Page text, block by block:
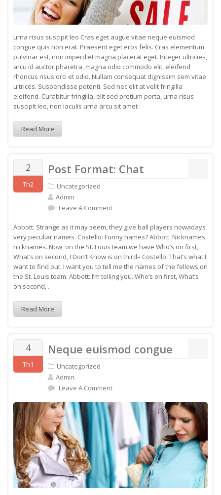
urna risus suscipit leo Cras eget augue vitae neque euismod
congue quis non erat. Praesent eget eros felis. Cras elementum
pulvinar est, non imperdiet magna placerat eget. Integer ultricies,
arcu id auctor pharetra, magna odio commodo elit, eleifend
rhoncus risus orci et odio. Nullam consequat dignissim sem vitae
ultrices. Suspendisse potenti. Sed nec elit at velit fringilla
eleifend. Curabitur fringilla, elit sed pretium porta, urna risus
suscipit leo, non iaculis urna arcu sit amet .
Read More
2
Th2
Post Format: Chat
Uncategorized
Admin
Leave A Comment
Abbott: Strange as it may seem, they give ball players nowadays
very peculiar names. Costello: Funny names? Abbott: Nicknames,
nicknames. Now, on the St. Louis team we have Who’s on first,
What’s on second, I Don’t Know is on third– Costello: That’s what I
want to find out. I want you to tell me the names of the fellows on
the St. Louis team. Abbott: I’m telling you. Who’s on first, What’s
on second, .
Read More
4
Th1
Neque euismod congue
Uncategorized
Admin
Leave A Comment